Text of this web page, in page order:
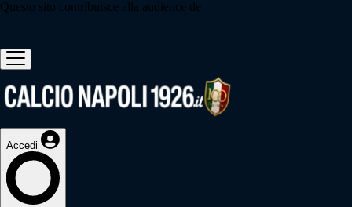
Questo sito contribuisce alla audience de
Accedi